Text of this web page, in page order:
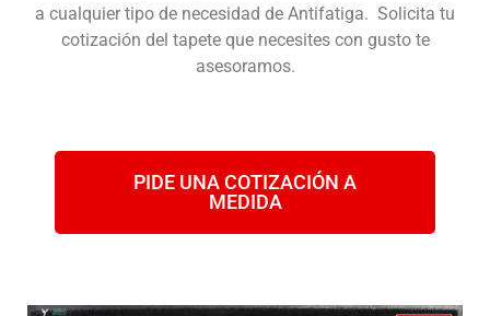
a cualquier tipo de necesidad de Antifatiga. Solicita tu
cotización del tapete que necesites con gusto te
asesoramos.
PIDE UNA COTIZACIÓN A
MEDIDA